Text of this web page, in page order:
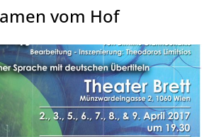
vom Hof